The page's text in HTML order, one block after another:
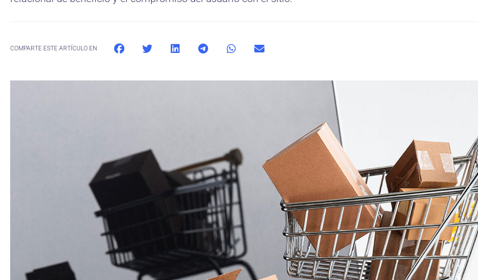
COMPARTE ESTE ARTÍCULO EN